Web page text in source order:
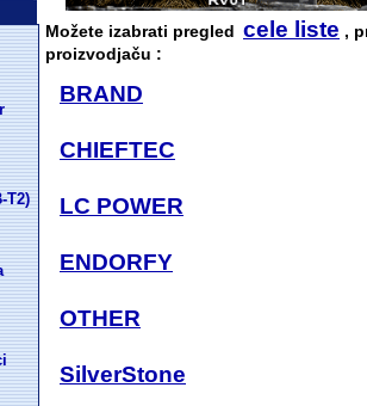
T2)
Možete izabrati pregled cele liste ,
proizvodjaču :
BRAND
CHIEFTEC
LC POWER
ENDORFY
OTHER
SilverStone